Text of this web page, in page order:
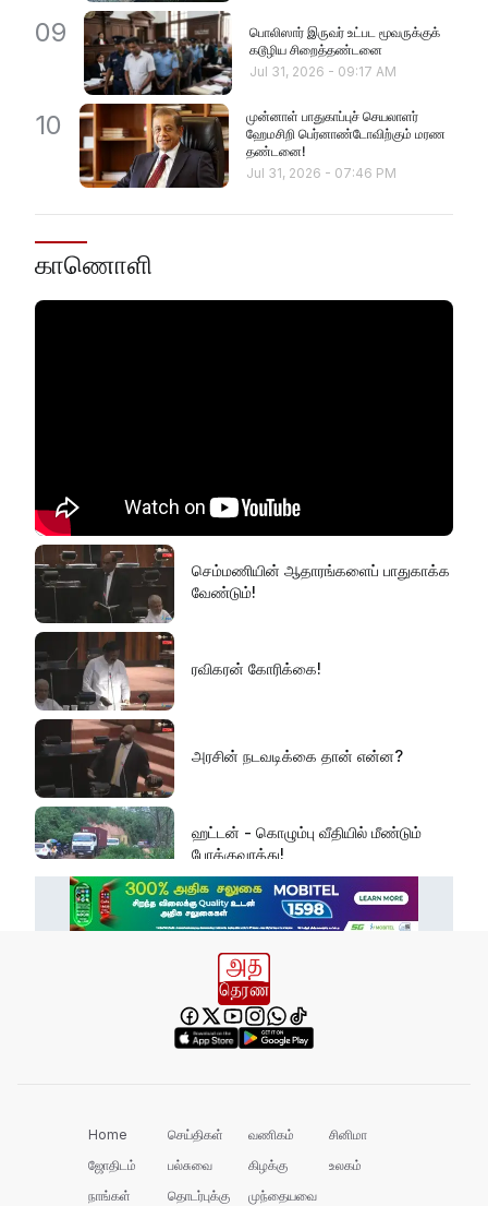
09
பொலிஸார் இருவர் உட்பட மூவருக்குக்
கடூழிய சிறைத்தண்டனை
Jul 31, 2026 - 09:17 AM
10
முன்னாள் பாதுகாப்புச் செயலாளர்
ஹேமசிறி பெர்னாண்டோவிற்கும் மரண
தண்டனை!
Jul 31, 2026 - 07:46 PM
காணொளி
செம்மணியின் ஆதாரங்களைப் பாதுகாக்க
வேண்டும்!
ரவிகரன் கோரிக்கை!
அரசின் நடவடிக்கை தான் என்ன?
ஹட்டன் - கொழும்பு வீதியில் மீண்டும்
போக்குவரத்து!
கொத்மலை வான் கதவுகள் திறப்பு
செம்மணியில் இதுவரை 481
எலும்புக்கூடுகள் மீட்பு!
பார்க்கும் கட்சி!
நஷ்டத்தை சந்திக்கும் பெருந்தோட்ட
Home செய்திகள் வணிகம்
சினிமா
ஜோதிடம்
பல்சுவை கிழக்கு
உலகம்
நாங்கள்
தொடர்புக்கு முந்தையவை